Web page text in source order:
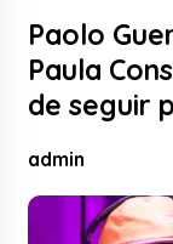
Paolo
Paula
de seguir
admin